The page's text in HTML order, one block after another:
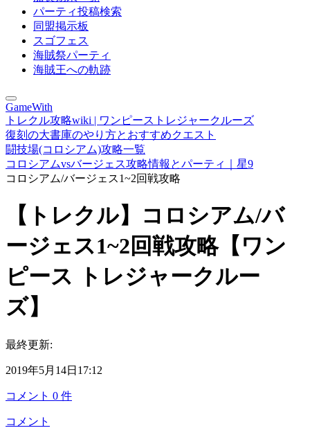
パーティ投稿検索
同盟掲示板
スゴフェス
海賊祭パーティ
海賊王への軌跡
GameWith
トレクル攻略wiki | ワンピーストレジャークルーズ
復刻の大書庫のやり方とおすすめクエスト
闘技場(コロシアム)攻略一覧
コロシアムvsバージェス攻略情報とパーティ｜星9
コロシアム/バージェス1~2回戦攻略
【トレクル】コロシアム/バ
ージェス1~2回戦攻略【ワン
ピース トレジャークルー
ズ】
最終更新:
2019年5月14日17:12
コメント 0 件
コメント